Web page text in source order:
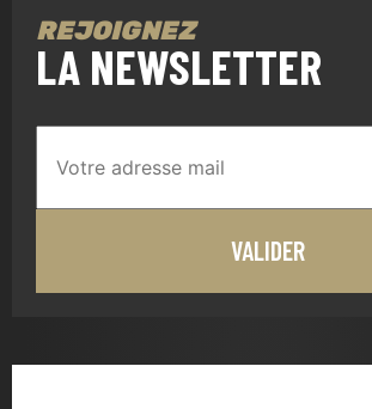
REJOIGNEZ
LA NEWSLETTER